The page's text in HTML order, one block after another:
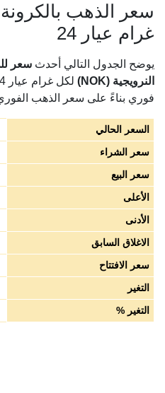
سعر الذهب
غرام عيار 24
يوضح الجدول التالي أحدث سعر
النرويجية (NOK)
فوري بناءً على سعر الذهب
السعر الحالي
سعر الشراء
سعر البيع
الأعلى
الأدنى
الاغلاق السابق
سعر الافتتاح
التغير
التغير %